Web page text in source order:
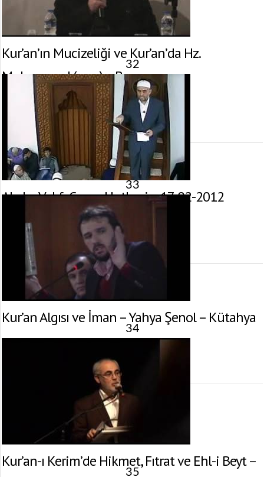
Kur’an’ın Mucizeliği ve Kur’an’da Hz.
Muhammed (s.a.v.) – Bursa
19 Şubat 2012 tarihinde yayınlandı.
Gösterim: 3.021
görüntülenme
32
Akabe Vakfı Cuma Hutbesi – 17-02-2012
17 Şubat 2012 tarihinde yayınlandı.
Gösterim:
görüntülenme
33
Kur’an Algısı ve İman – Yahya Şenol – Kütahya
34
Kur’an-ı Kerim’de Hikmet, Fıtrat ve Ehl-i Beyt –
35